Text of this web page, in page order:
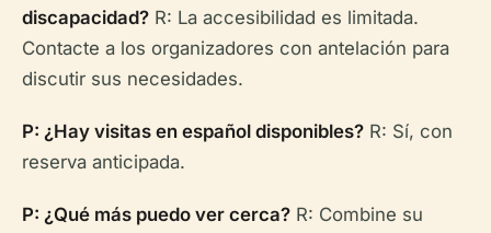
discapacidad? R: La accesibilidad es limitada.
Contacte a los organizadores con antelación para
discutir sus necesidades.
P: ¿Hay visitas en español disponibles? R: Sí, con
reserva anticipada.
P: ¿Qué más puedo ver cerca? R: Combine su